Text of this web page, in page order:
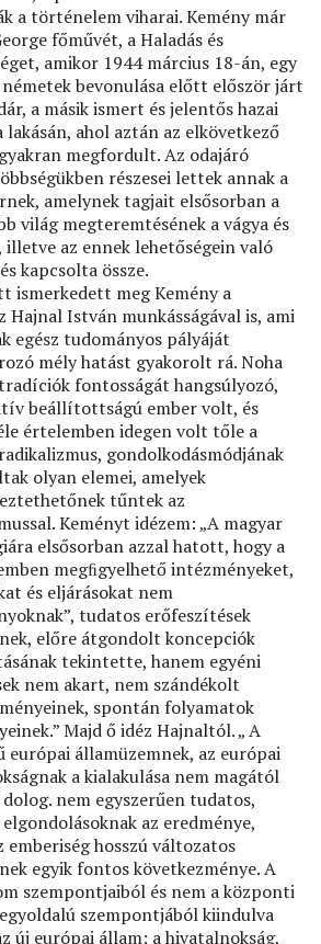
a történelem viharai. Kemény már
főművét, a Haladás és
amikor 1944 március 18-án, egy
bevonulása előtt először járt
a másik ismert és jelentős hazai
lakásán, ahol aztán az elkövetkező
megfordult. Az odajáró
részesei lettek annak a
amelynek tagjait elsősorban a
világ megteremtésének a vágya és
illetve az ennek lehetőségein való
kapcsolta össze.
ismerkedett meg Kemény a
Hajnal István munkásságával is, ami
egész tudományos pályáját
mély hatást gyakorolt rá. Noha
fontosságát hangsúlyozó,
beállítottságú ember volt, és
értelemben idegen volt tőle a
gondolkodásmódjának
olyan elemei, amelyek
tűntek az
Keményt idézem: „A magyar
elsősorban azzal hatott, hogy a
megﬁgyelhető intézményeket,
és eljárásokat nem
tudatos erőfeszítések
előre átgondolt koncepciók
tekintette, hanem egyéni
nem akart, nem szándékolt
spontán folyamatok
Majd ő idéz Hajnaltól. „ A
európai államüzemnek, az európai
a kialakulása nem magától
nem egyszerűen tudatos,
az eredménye,
emberiség hosszú változatos
egyik fontos következménye. A
szempontjaiból és nem a központi
szempontjából kiindulva
új európai állam; a hivatalnokság,